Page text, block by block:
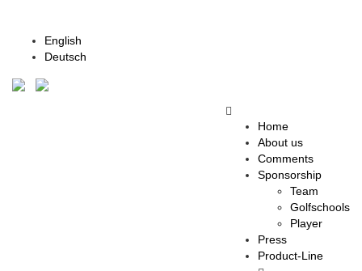
English
Deutsch
Home
About us
Comments
Sponsorship
Team
Golfschools
Player
Press
Product-Line